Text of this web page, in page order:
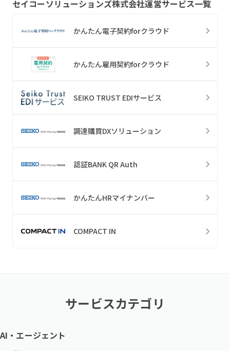
セイコーソリューションズ株式会社運営サービス一覧
かんたん電子契約forクラウド
かんたん雇用契約forクラウド
SEIKO TRUST EDIサービス
調達購買DXソリューション
認証BANK QR Auth
かんたんHRマイナンバー
COMPACT IN
サービスカテゴリ
AI・エージェント